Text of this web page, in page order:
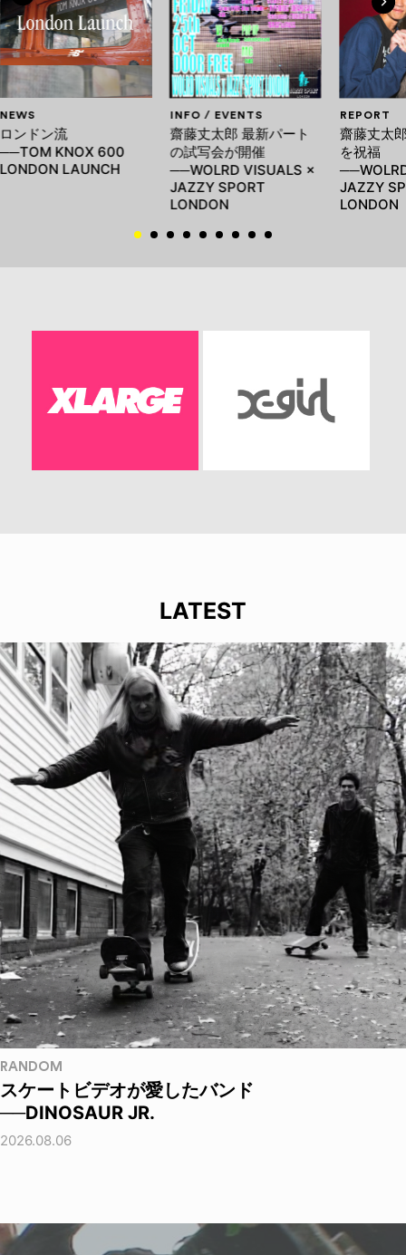
NEWS
ロンドン流
──TOM KNOX 600
LONDON LAUNCH
INFO / EVENTS
齋藤丈太郎 最新パート
の試写会が開催
──WOLRD VISUALS ×
JAZZY SPORT
LONDON
REPORT
齋藤丈太
を祝福
JAZZY
LONDON
LATEST
RANDOM
スケートビデオが愛したバンド
──DINOSAUR JR.
2026.08.06